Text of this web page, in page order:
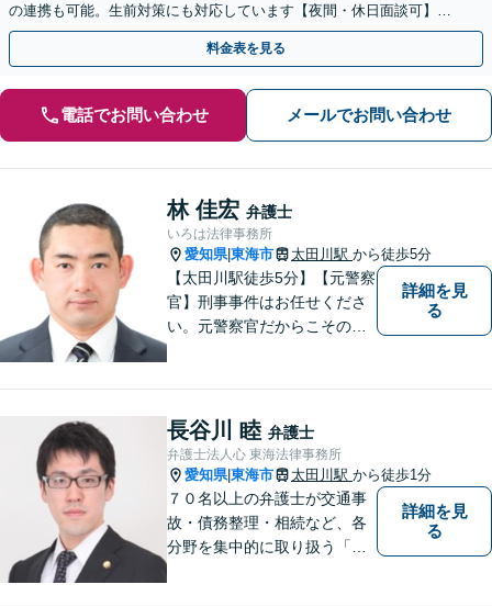
の連携も可能。生前対策にも対応しています【夜間・休日面談可】
【完全個室・秘密厳守】
料金表を見る
電話でお問い合わせ メールでお問い合わせ
林 佳宏 弁護士
いろは法律事務所
愛知県|東海市 太田川駅 から徒歩5分
【太田川駅徒歩5分】【元警察
官】刑事事件はお任せくださ
い。元警察官だからこその視
ることはございません。元警
察官の経験を活かした交通事
故事案対応もいたします。
詳細を見
る
長谷川 睦 弁護士
弁護士法人心 東海法律事務所
愛知県|東海市 太田川駅 から徒歩1分
７０名以上の弁護士が交通事
故・債務整理・相続など、各
分野を集中的に取り扱う「分
詳細を見
る